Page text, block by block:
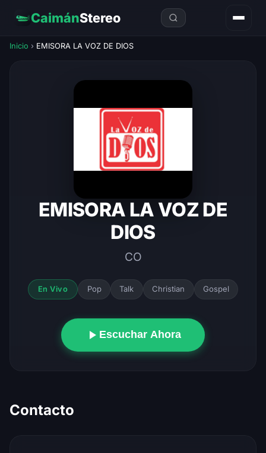
CaimánStereo
Inicio › EMISORA LA VOZ DE DIOS
EMISORA LA VOZ DE
DIOS
CO
En Vivo Pop Talk Christian Gospel
Escuchar Ahora
Contacto